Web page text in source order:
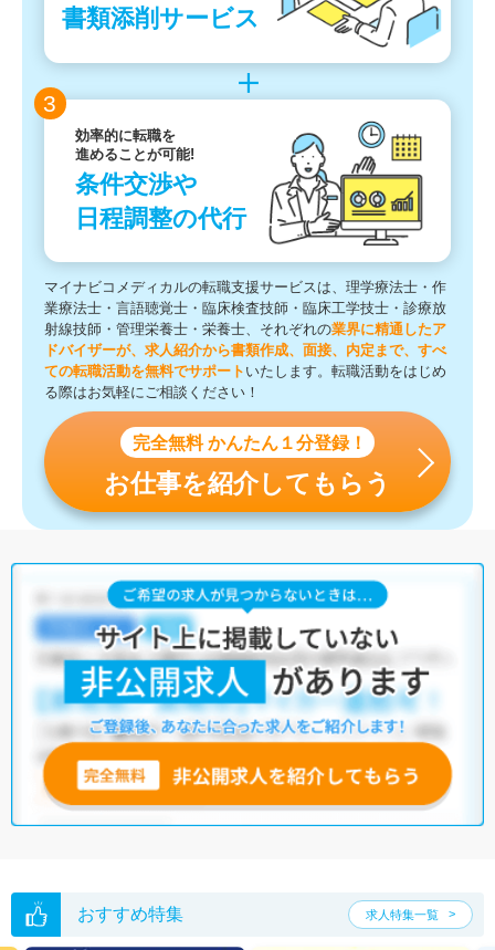
書類添削サービス
3
効率的に転職を
進めることが可能!
条件交渉や
日程調整の代行
マイナビコメディカルの転職支援サービスは、理学療法士・作
業療法士・言語聴覚士・臨床検査技師・臨床工学技士・診療放
射線技師・管理栄養士・栄養士、それぞれの業界に精通したア
ドバイザーが、求人紹介から書類作成、面接、内定まで、すべ
ての転職活動を無料でサポート いたします。転職活動をはじめ
る際はお気軽にご相談ください！
完全無料 かんたん１分登録！
お仕事を紹介してもらう
おすすめ特集 求人特集一覧